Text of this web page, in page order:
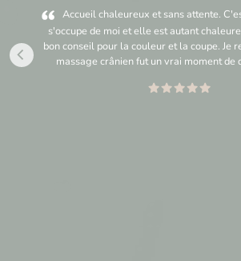
Accueil chaleureux et sans attente.
s'occupe de moi et elle est autant
bon conseil pour la couleur et la coupe. Je
massage crânien fut un vrai moment de